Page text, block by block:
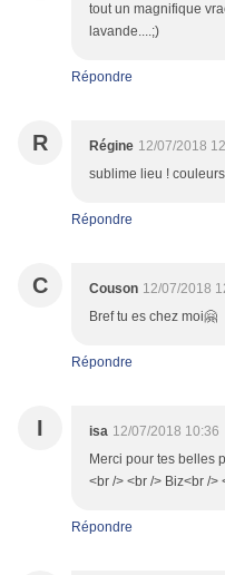
tout un magnifique
lavande....;)
Répondre
R Régine 12/07/2018
sublime lieu !
Répondre
C Couson 12/07/2018
Bref tu es chez moi🤗
Répondre
I isa 12/07/2018 10:36
Merci pour tes belles
<br /> <br /> Biz<br />
Répondre